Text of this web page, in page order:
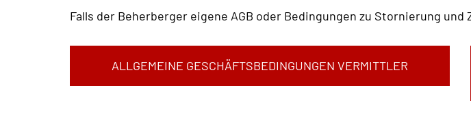
Falls der Beherberger eigene AGB oder Bedingungen zu Stornierung
ALLGEMEINE GESCHÄFTSBEDINGUNGEN VERMITTLER